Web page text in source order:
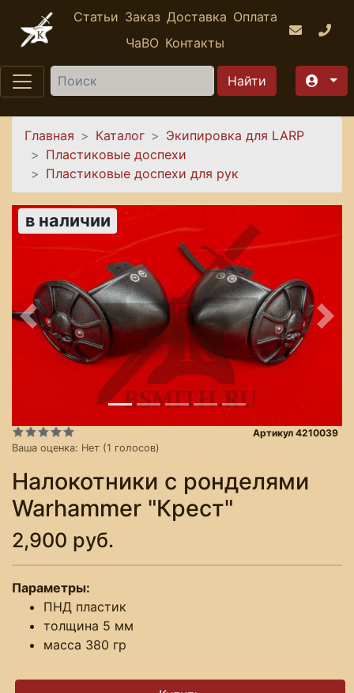
Перейти к основному содержанию
Статьи Заказ Доставка Оплата
ЧаВО Контакты
Найти
Вы здесь
Главная Каталог
Экипировка для LARP
Пластиковые доспехи
Пластиковые доспехи для рук
в наличии
Предыдущее
Ваша оценка: Нет (1 голосов)
Артикул 4210039
Налокотники с ронделями
Warhammer "Крест"
2,900 руб.
Параметры:
ПНД пластик
толщина 5 мм
масса 380 гр